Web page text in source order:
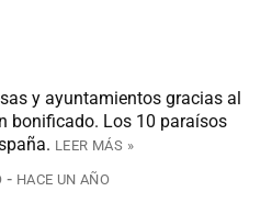
y ayuntamientos gracias al
bonificado. Los 10 paraísos
LEER MÁS »
HACE UN AÑO